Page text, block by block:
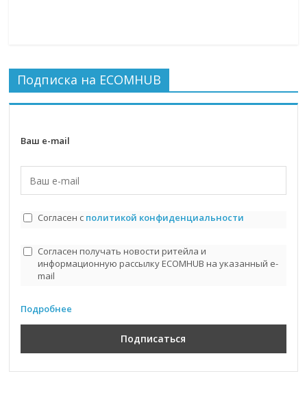
Подписка на ECOMHUB
Ваш e-mail
Согласен с политикой конфиденциальности
Согласен получать новости ритейла и
информационную рассылку ECOMHUB на указанный e-
mail
Подробнее